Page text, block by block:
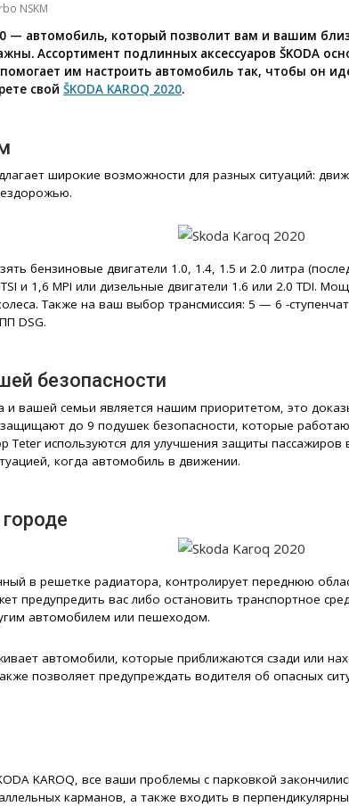
NSKM
— автомобиль, который позволит вам и вашим
Ассортимент подлинных аксессуаров ŠKODA
им настроить автомобиль так, чтобы он
свой ŠKODA KAROQ 2020.
широкие возможности для разных ситуаций:
бензиновые двигатели 1.0, 1.4, 1.5 и 2.0 литра
TSI и 1,6 MPI или дизельные двигатели 1.6 или 2.0 TDI.
Также на ваш выбор трансмиссия: 5 — 6 -
DSG.
безопасности
и вашей семьи является нашим приоритетом, это
защищают до 9 подушек безопасности, которые
Teter используются для улучшения защиты пассажиров
когда автомобиль в движении.
в решетке радиатора, контролирует переднюю
предупредить вас либо остановить транспортное
автомобилем или пешеходом.
автомобили, которые приближаются сзади или
позволяет предупреждать водителя об опасных
KAROQ, все ваши проблемы с парковкой
карманов, а также входить в